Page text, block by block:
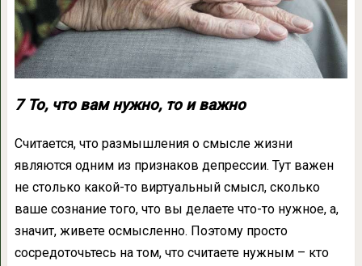
7 То, что вам нужно, то и важно
Считается, что размышления о смысле жизни
являются одним из признаков депрессии. Тут важен
не столько какой-то виртуальный смысл, сколько
ваше сознание того, что вы делаете что-то нужное, а,
значит, живете осмысленно. Поэтому просто
сосредоточьтесь на том, что считаете нужным – кто